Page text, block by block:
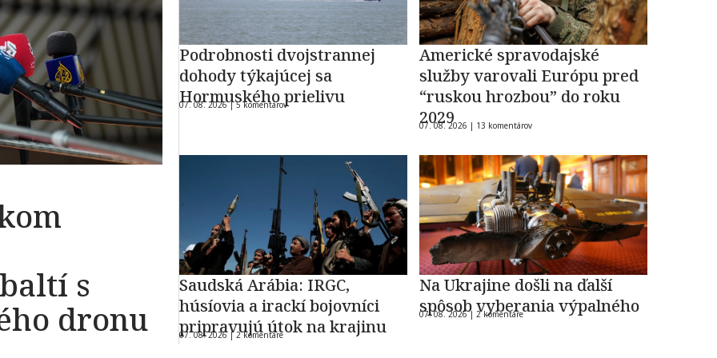
s
dronu
Podrobnosti dvojstrannej
dohody týkajúcej sa
Hormuského prielivu
07. 08. 2026 |5 komentárov
Americké spravodajské
služby varovali Európu pred
“ruskou hrozbou” do roku
2029
07. 08. 2026 | 13 komentárov
Saudská Arábia: IRGC,
húsíovia a irackí bojovníci
pripravujú útok na krajinu
07. 08. 2026 |2 komentáre
Na Ukrajine došli na ďalší
spôsob vyberania výpalného
07. 08. 2026 | 2 komentáre